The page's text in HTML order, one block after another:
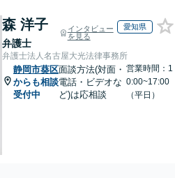
森 洋子
弁護士
インタビュー
を見る
愛知県
弁護士法人名古屋大光法律事務所
静岡市葵区
からも相談
受付中
面談方法(対面・
電話・ビデオな
ど)は応相談
営業時間：1
0:00~17:00
（平日）